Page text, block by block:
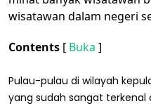
wisatawan dalam negeri
Contents [ Buka ]
Pulau-pulau di wilayah
yang sudah sangat terkenal